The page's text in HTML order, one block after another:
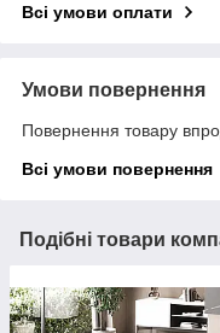
Всі умови оплати
Умови повернення
Повернення товару
Всі умови повернення
Подібні товари